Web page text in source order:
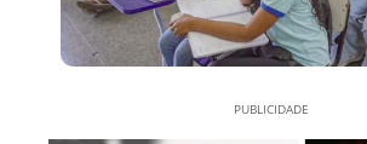
PUBLICIDADE